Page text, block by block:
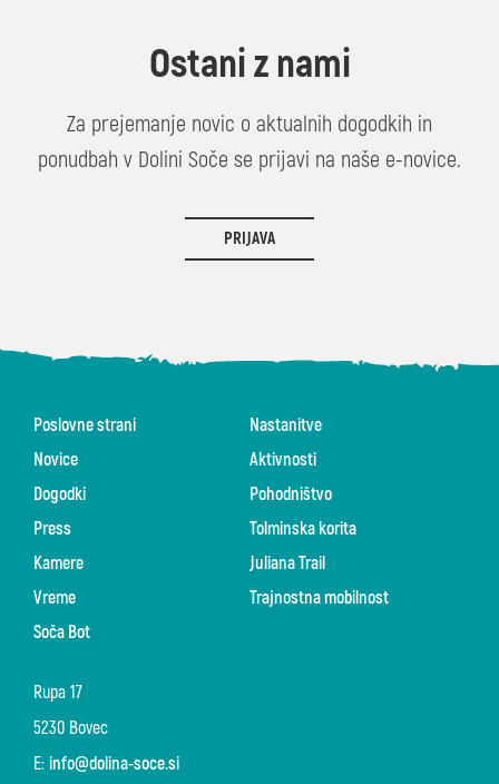
Ostani z nami
Za prejemanje novic o aktualnih dogodkih in
ponudbah v Dolini Soče se prijavi na naše e-novice.
PRIJAVA
Rupa 17
5230 Bovec
E: info@dolina-soce.si
Poslovne strani
Novice
Dogodki
Press
Kamere
Vreme
Soča Bot
Nastanitve
Aktivnosti
Pohodništvo
Tolminska korita
Juliana Trail
Trajnostna mobilnost